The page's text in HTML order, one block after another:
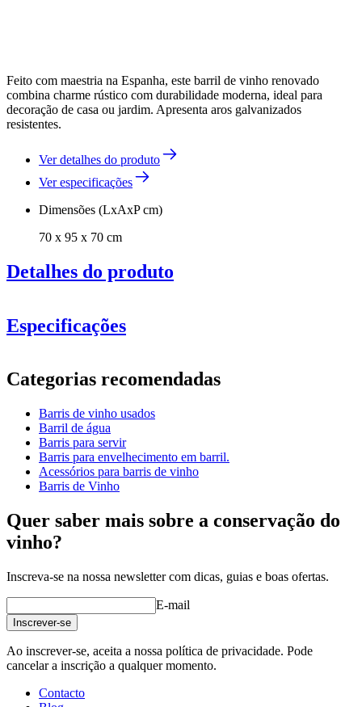
Feito com maestria na Espanha, este barril de vinho renovado
combina charme rústico com durabilidade moderna, ideal para
decoração de casa ou jardim. Apresenta aros galvanizados
resistentes.
Ver detalhes do produto
Ver especificações
Dimensões (LxAxP cm)
70 x 95 x 70 cm
Detalhes do produto
Especificações
Número do produtoARB001.00.02
Dimensões (LxAxP cm)
Peso (kg)68
Altura (cm) 95
Largura (cm)70
profundidade (cm)
Outro
Capacidade líquida (litros)
Status When Soldoutactive
Categorias recomendadas
Barris de vinho usados
Barril de água
Barris para servir
Barris para envelhecimento em barril.
Acessórios para barris de vinho
Barris de Vinho
Quer saber mais sobre a conservação do
vinho?
Inscreva-se na nossa newsletter com dicas, guias e boas ofertas.
E-mail
Inscrever-se
Ao inscrever-se, aceita a nossa política de privacidade. Pode
cancelar a inscrição a qualquer momento.
Contacto